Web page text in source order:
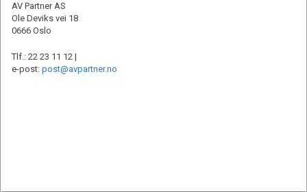
AV Partner AS
Ole Deviks vei 18
0666 Oslo
Tlf.: 22 23 11 12 |
e-post: post@avpartner.no